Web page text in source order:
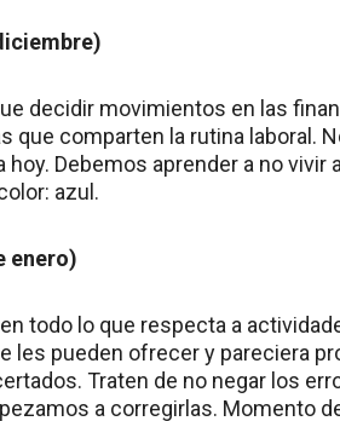
decidir movimientos en las
que comparten la rutina laboral.
hoy. Debemos aprender a no vivir
azul.
enero)
todo lo que respecta a
les pueden ofrecer y pareciera
Traten de no negar los
a corregirlas. Momento